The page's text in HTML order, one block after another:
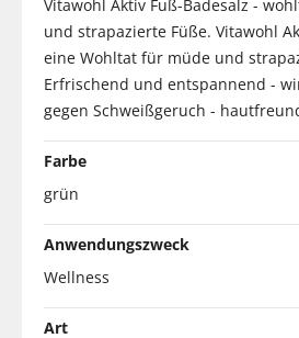
Vitawohl Aktiv Fuß-Badesalz -
und strapazierte Füße. Vitawohl
eine Wohltat für müde und
Erfrischend und entspannend -
gegen Schweißgeruch -
Farbe
grün
Anwendungszweck
Wellness
Art